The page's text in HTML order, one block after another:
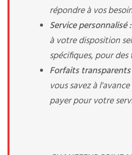
répondre à vos
Service personnalisé :
à votre disposition
spécifiques, pour
Forfaits
vous savez à
payer pour votre